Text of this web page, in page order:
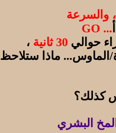
والسرعة
... GO
حوالي 30 ثانية
،
الماوس... ماذا ستلاحظ
كذلك؟
البشري